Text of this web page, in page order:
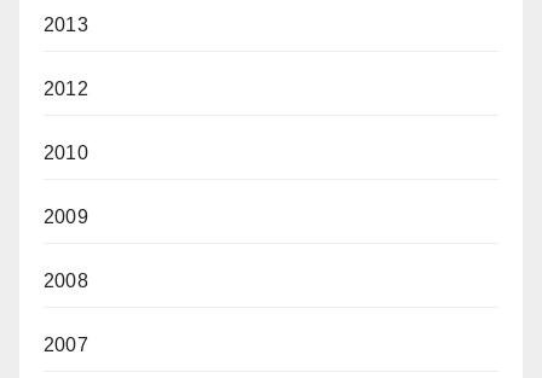
2013
2012
2010
2009
2008
2007